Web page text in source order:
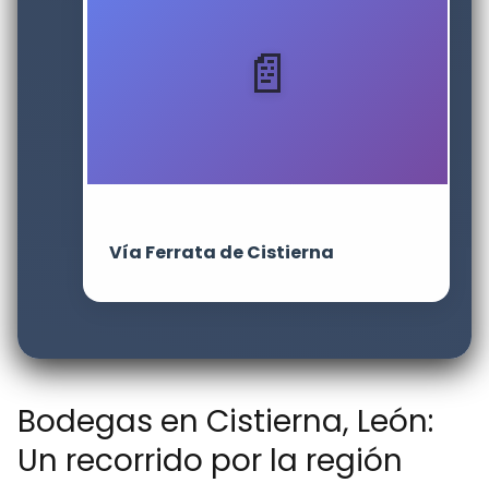
Vía Ferrata de Cistierna
Bodegas en Cistierna, León:
Un recorrido por la región